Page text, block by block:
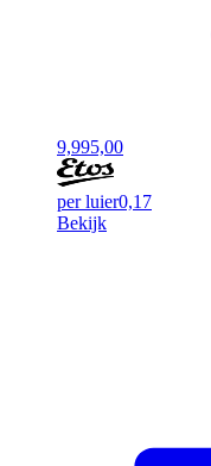
9,995,00
per luier0,17
Bekijk